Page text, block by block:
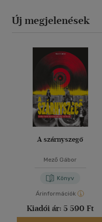
Új megjelenések
A szárnyszegő
Mező Gábor
Könyv
Árinformációk
Kiadói ár: 5 590 Ft